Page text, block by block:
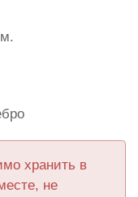
хранить в
не